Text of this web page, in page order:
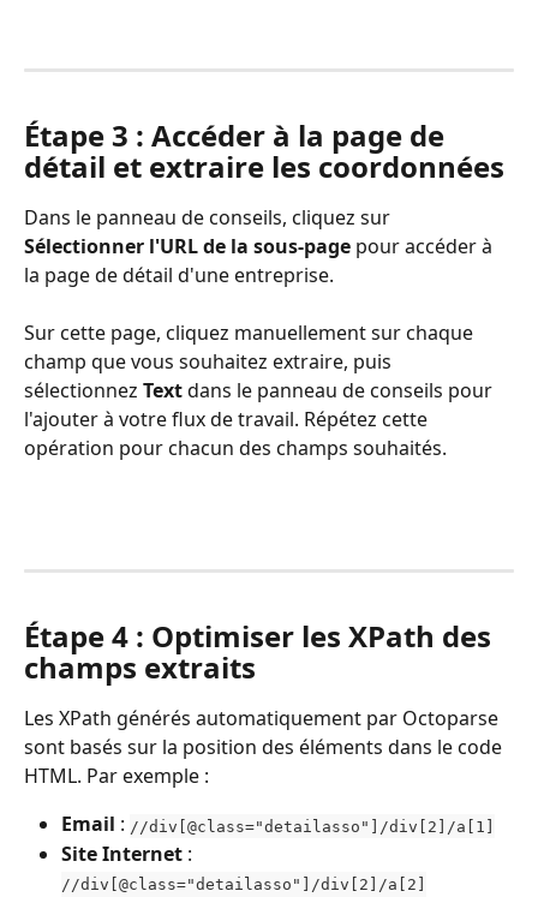
Étape 3 : Accéder à la page de
détail et extraire les coordonnées
Dans le panneau de conseils, cliquez sur
Sélectionner l'URL de la sous-page pour accéder à
la page de détail d'une entreprise.
Sur cette page, cliquez manuellement sur chaque
champ que vous souhaitez extraire, puis
sélectionnez Text dans le panneau de conseils pour
l'ajouter à votre flux de travail. Répétez cette
opération pour chacun des champs souhaités.
Étape 4 : Optimiser les XPath des
champs extraits
Les XPath générés automatiquement par Octoparse
sont basés sur la position des éléments dans le code
HTML. Par exemple :
Email : //div[@class="detailasso"]/div[2]/a[1]
Site Internet :
//div[@class="detailasso"]/div[2]/a[2]